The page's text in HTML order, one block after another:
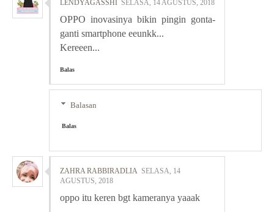
LENDYAGASSHI SELASA, 14 AGUSTUS, 2018
OPPO inovasinya bikin pingin gonta-
ganti smartphone eeunkk...
Kereeen...
Balas
Balasan
Balas
ZAHRA RABBIRADLIA SELASA, 14
AGUSTUS, 2018
oppo itu keren bgt kameranya yaaak